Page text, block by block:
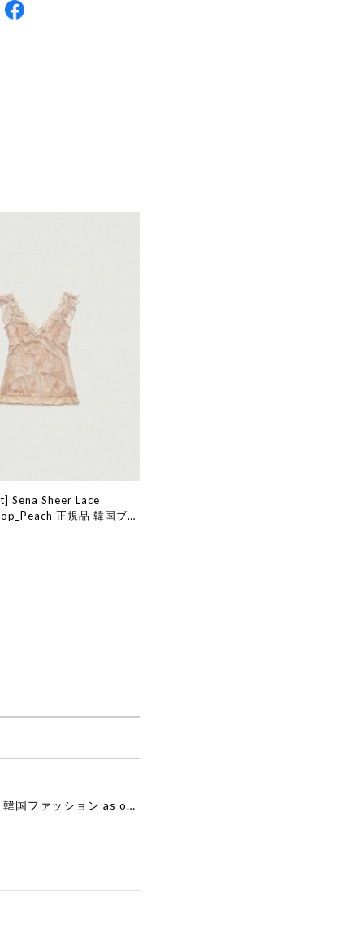
Sena Sheer Lace
正規品 韓国ブラ
ト ザバーネット 日本 店
[as”on] BONITA MINI BAG / BLACK 正規品 韓国ブランド 韓国通販 韓国代行 韓国ファッション as on ason エズオン アズオン